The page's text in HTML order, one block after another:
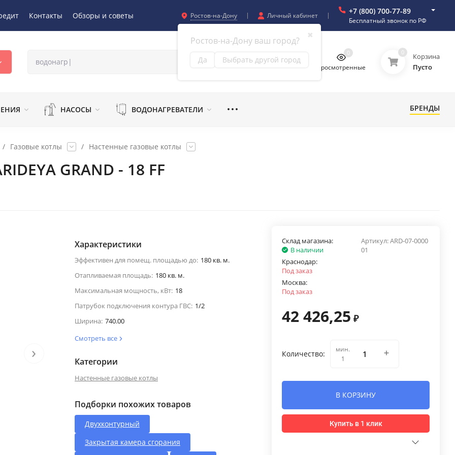
Контакты Обзоры и советы Ростов-на-Дону
✖
Ростов-на-Дону ваш город?
Да Выбрать другой город
Личный кабинет +7 (800) 700-77-89
Бесплатный звонок по РФ
Просмотренные
0 0
Корзина
Пусто
НАСОСЫ ВОДОНАГРЕВАТЕЛИ БРЕНДЫ
/ Газовые котлы / Настенные газовые котлы
GRAND - 18 FF
›
Характеристики
Эффективен для помещ. площадью до: 180 кв. м.
Отапливаемая площадь: 180 кв. м.
Максимальная мощность, кВт: 18
Патрубок подключения контура ГВС: 1/2
Ширина: 740.00
Смотреть все
Категории
Настенные газовые котлы
Подборки похожих товаров
Двухконтурный
Закрытая камера сгорания
Артикул:ARD-07-0000
01
Склад магазина:
В наличии
Краснодар:
Под заказ
Москва:
Под заказ
42 426,25 ₽
Количество:
мин.
1
В КОРЗИНУ
Купить в 1 клик